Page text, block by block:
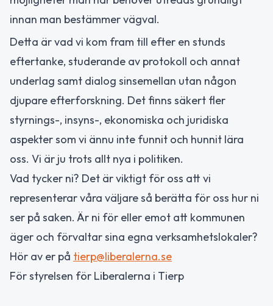
innan man bestämmer vägval.
Detta är vad vi kom fram till efter en stunds
eftertanke, studerande av protokoll och annat
underlag samt dialog sinsemellan utan någon
djupare efterforskning. Det finns säkert fler
styrnings-, insyns-, ekonomiska och juridiska
aspekter som vi ännu inte funnit och hunnit lära
oss. Vi är ju trots allt nya i politiken.
Vad tycker ni? Det är viktigt för oss att vi
representerar våra väljare så berätta för oss hur ni
ser på saken. Är ni för eller emot att kommunen
äger och förvaltar sina egna verksamhetslokaler?
Hör av er på tierp@liberalerna.se
För styrelsen för Liberalerna i Tierp